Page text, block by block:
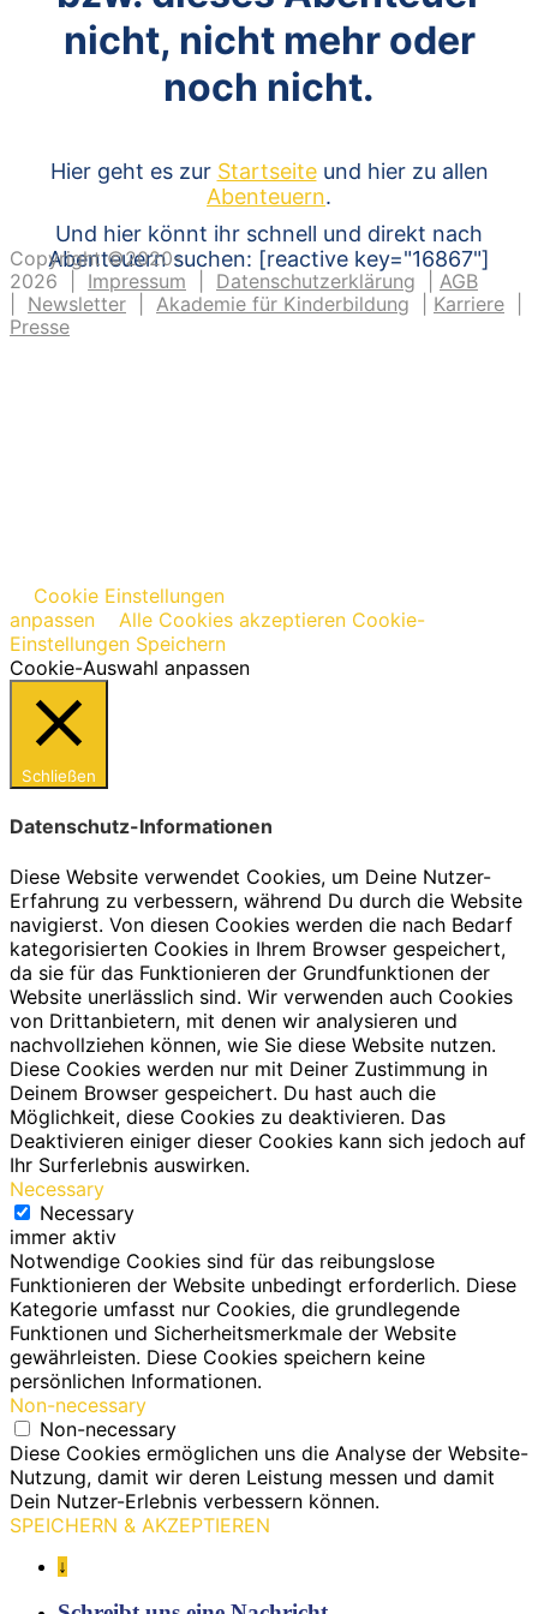
nicht, nicht mehr oder
noch nicht.
Hier geht es zur Startseiteund hier zu allen
Abenteuern.
Und hier könnt ihr schnell und direkt nach
Abenteuern suchen: [reactive key="16867"]
Copyright ©2020-
2026 | Impressum Datenschutzerklärung
AGB
Newsletter Akademie für Kinderbildung Karriere
Presse
Cookie Einstellungen
anpassen
Alle Cookies akzeptieren Cookie-
Einstellungen Speichern
Cookie-Auswahl anpassen
Schließen
Datenschutz-Informationen
Diese Website verwendet Cookies, um Deine Nutzer-
Erfahrung zu verbessern, während Du durch die Website
navigierst. Von diesen Cookies werden die nach Bedarf
kategorisierten Cookies in Ihrem Browser gespeichert,
da sie für das Funktionieren der Grundfunktionen der
Website unerlässlich sind. Wir verwenden auch Cookies
von Drittanbietern, mit denen wir analysieren und
nachvollziehen können, wie Sie diese Website nutzen.
Diese Cookies werden nur mit Deiner Zustimmung in
Deinem Browser gespeichert. Du hast auch die
Möglichkeit, diese Cookies zu deaktivieren. Das
Deaktivieren einiger dieser Cookies kann sich jedoch auf
Ihr Surferlebnis auswirken.
Necessary
Necessary
immer aktiv
Notwendige Cookies sind für das reibungslose
Funktionieren der Website unbedingt erforderlich. Diese
Kategorie umfasst nur Cookies, die grundlegende
Funktionen und Sicherheitsmerkmale der Website
gewährleisten. Diese Cookies speichern keine
persönlichen Informationen.
Non-necessary
Non-necessary
Diese Cookies ermöglichen uns die Analyse der Website-
Nutzung, damit wir deren Leistung messen und damit
Dein Nutzer-Erlebnis verbessern können.
SPEICHERN & AKZEPTIEREN
↓